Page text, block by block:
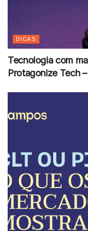
DICAS
Tecnologia com
Protagonize Tech